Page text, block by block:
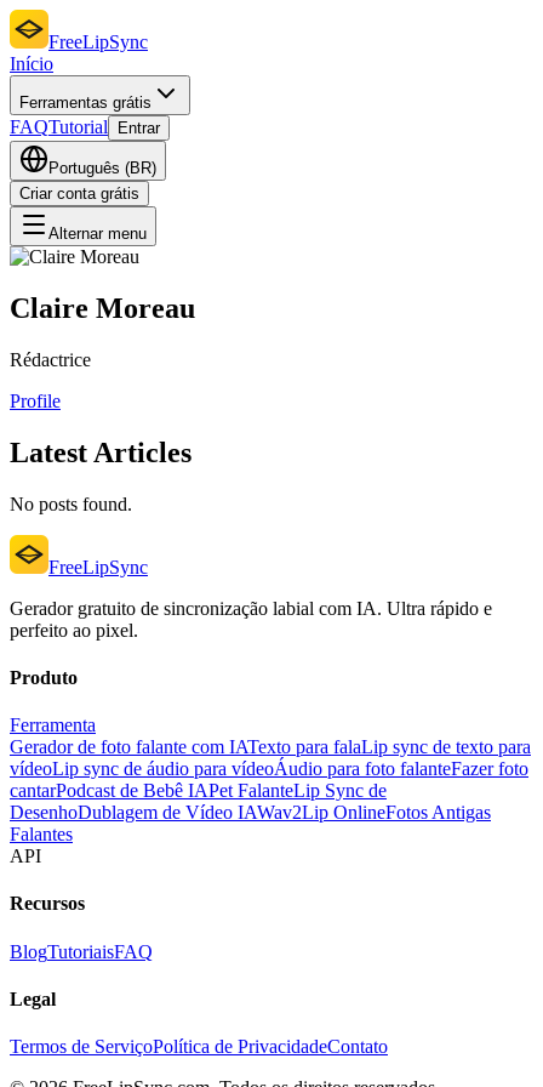
FreeLipSync
Início
Ferramentas grátis
FAQTutorial Entrar
Português (BR)
Criar conta grátis
Alternar menu
Claire Moreau
Rédactrice
Profile
Latest Articles
No posts found.
FreeLipSync
Gerador gratuito de sincronização labial com IA. Ultra rápido e
perfeito ao pixel.
Produto
Ferramenta
Gerador de foto falante com IATexto para falaLip sync de texto para
vídeoLip sync de áudio para vídeoÁudio para foto falanteFazer foto
cantarPodcast de Bebê IAPet FalanteLip Sync de
DesenhoDublagem de Vídeo IAWav2Lip OnlineFotos Antigas
Falantes
API
Recursos
BlogTutoriaisFAQ
Legal
Termos de ServiçoPolítica de PrivacidadeContato